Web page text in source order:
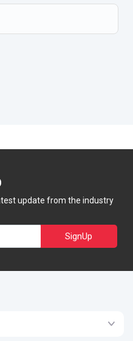
update from the industry
SignUp